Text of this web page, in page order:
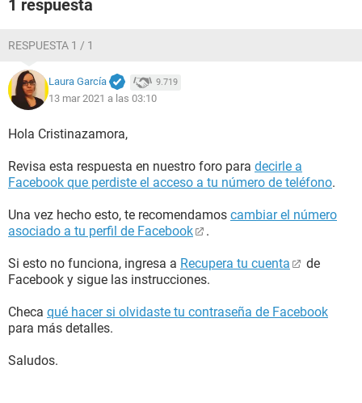
1 respuesta
RESPUESTA 1 / 1
Laura García 9.719
13 mar 2021 a las 03:10
Hola Cristinazamora,
Revisa esta respuesta en nuestro foro para decirle a
Facebook que perdiste el acceso a tu número de teléfono.
Una vez hecho esto, te recomendamos cambiar el número
asociado a tu perfil de Facebook
.
Si esto no funciona, ingresa a Recupera tu cuenta
de
Facebook y sigue las instrucciones.
Checa qué hacer si olvidaste tu contraseña de Facebook
para más detalles.
Saludos.